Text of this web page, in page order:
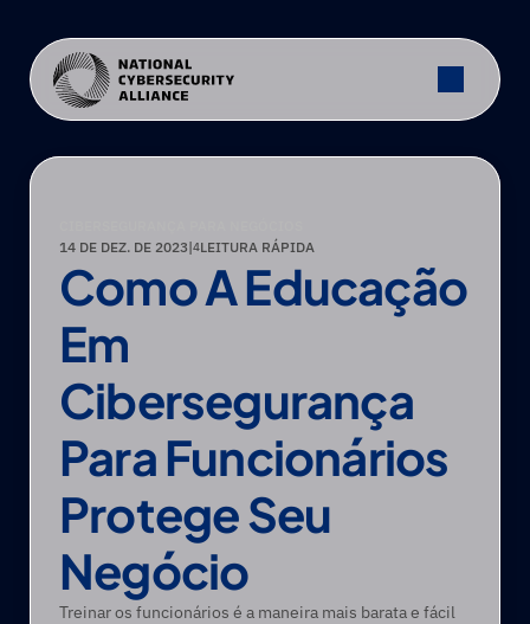
14 DE DEZ. DE 2023|4LEITURA RÁPIDA
Como A Educação
Em
Cibersegurança
Para Funcionários
Protege Seu
Negócio
Treinar os funcionários é a maneira mais barata e fácil